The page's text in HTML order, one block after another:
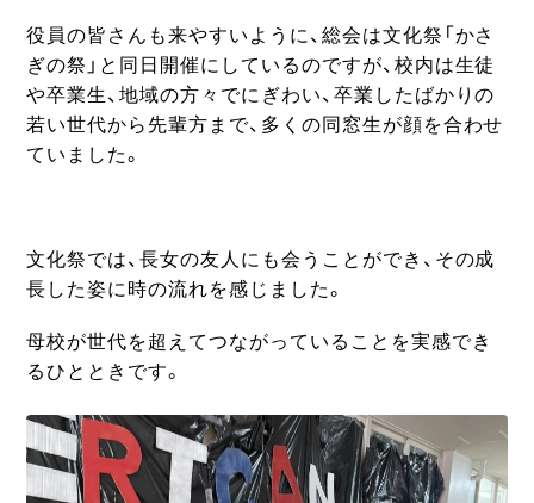
役員の皆さんも来やすいように、総会は文化祭「かさ
ぎの祭」と同日開催にしているのですが、校内は生徒
や卒業生、地域の方々でにぎわい、卒業したばかりの
若い世代から先輩方まで、多くの同窓生が顔を合わせ
ていました。
文化祭では、長女の友人にも会うことができ、その成
長した姿に時の流れを感じました。
母校が世代を超えてつながっていることを実感でき
るひとときです。